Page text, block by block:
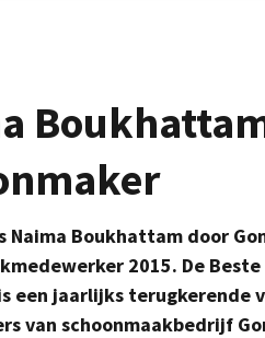
Naima Boukhattam door
2015. De
een jaarlijks terugkerende
van schoonmaakbedrijf